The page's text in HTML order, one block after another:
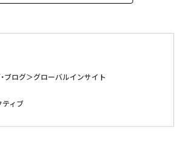
ブログ＞グローバルインサイト
ィブ